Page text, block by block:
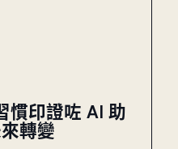
慣印證咗 AI 助
轉變